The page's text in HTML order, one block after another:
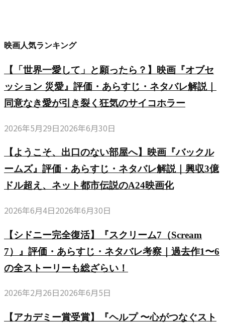
映画人気ランキング
【「世界一愛して」と願ったら？】映画『オブセ
ッション 災愛』評価・あらすじ・ネタバレ解説｜
同意なき愛が引き裂く狂気のサイコホラー
2026年5月29日2026年6月30日
【ようこそ、出口のない部屋へ】映画『バックル
ームズ』評価・あらすじ・ネタバレ解説｜興収3億
ドル超え、ネット都市伝説のA24映画化
2026年6月4日2026年6月30日
【シドニー完全復活】『スクリーム7（Scream
7）』評価・あらすじ・ネタバレ考察｜過去作1〜6
の全ストーリーも総ざらい！
2026年2月26日2026年6月5日
【アカデミー賞受賞】『ヘルプ 〜心がつなぐスト